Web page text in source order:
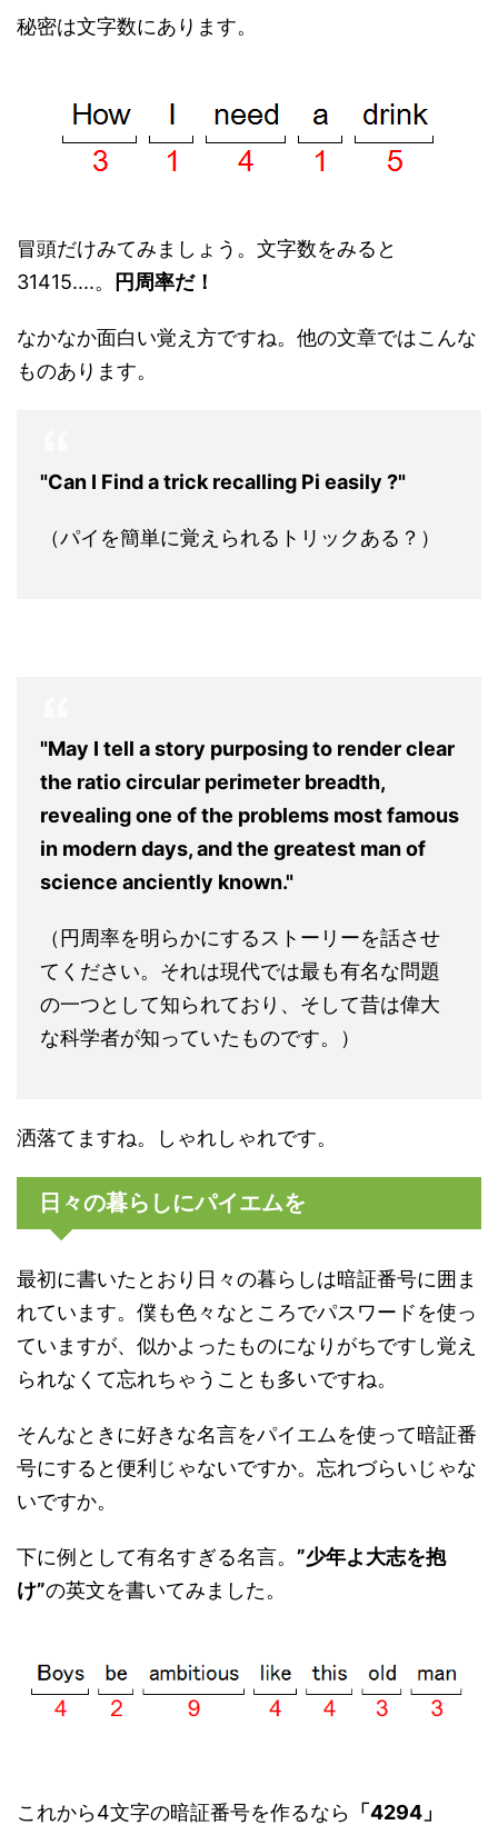
秘密は文字数にあります。
冒頭だけみてみましょう。文字数をみると
31415....。 円周率だ！
なかなか面白い覚え方ですね。他の文章ではこんな
ものあります。
"Can I Find a trick recalling Pi easily ?"
（パイを簡単に覚えられるトリックある？）
"May I tell a story purposing to render clear
the ratio circular perimeter breadth,
revealing one of the problems most famous
in modern days, and the greatest man of
science anciently known."
（円周率を明らかにするストーリーを話させ
てください。それは現代では最も有名な問題
の一つとして知られており、そして昔は偉大
な科学者が知っていたものです。）
洒落てますね。しゃれしゃれです。
日々の暮らしにパイエムを
最初に書いたとおり日々の暮らしは暗証番号に囲ま
れています。僕も色々なところでパスワードを使っ
ていますが、似かよったものになりがちですし覚え
られなくて忘れちゃうことも多いですね。
そんなときに好きな名言をパイエムを使って暗証番
号にすると便利じゃないですか。忘れづらいじゃな
いですか。
下に例として有名すぎる名言。 ”少年よ大志を抱
け”の英文を書いてみました。
これから4文字の暗証番号を作るなら 「4294」